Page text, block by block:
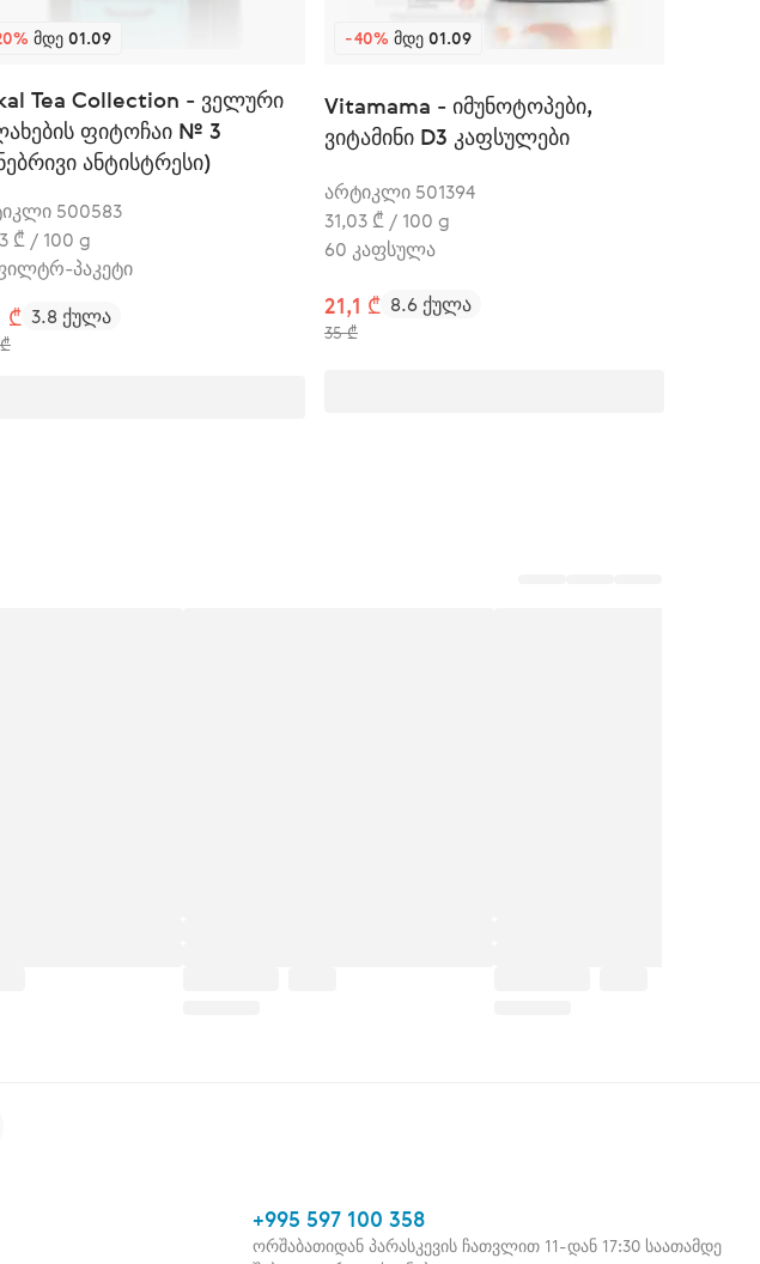
ᲛᲓᲔ 01.09
Tea Collection - ველური
ფიტოჩაი № 3
ანტისტრესი)
500583
₾ / 100 g
პაკეტი
₾ 3.8 ქულა
-40% ᲛᲓᲔ 01.09
Vitamama - იმუნოტოპები,
ვიტამინი D3 კაფსულები
არტიკლი 501394
31,03 ₾ / 100 g
60 კაფსულა
21,1 ₾
35 ₾
8.6 ქულა
+995 597 100 358
ორშაბათიდან პარასკევის ჩათვლით 11-დან 17:30 საათამდე